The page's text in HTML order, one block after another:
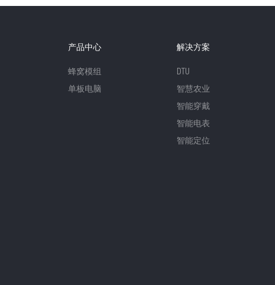
产品中心
蜂窝模组
单板电脑
解决方案
DTU
智慧农业
智能穿戴
智能电表
智能定位